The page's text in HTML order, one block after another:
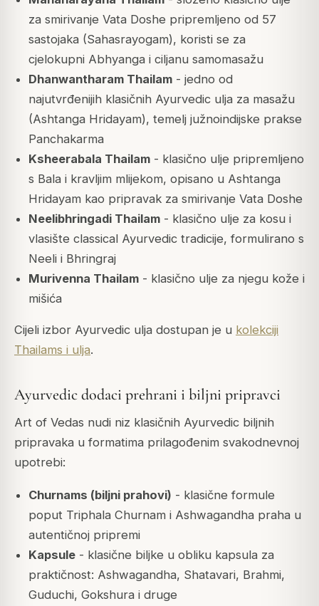
za smirivanje Vata Doshe pripremljeno od 57
sastojaka (Sahasrayogam), koristi se za
cjelokupni Abhyanga i ciljanu samomasažu
Dhanwantharam Thailam- jedno od
najutvrđenijih klasičnih Ayurvedic ulja za masažu
(Ashtanga Hridayam), temelj južnoindijske prakse
Panchakarma
Ksheerabala Thailam- klasično ulje pripremljeno
s Bala i kravljim mlijekom, opisano u Ashtanga
Hridayam kao pripravak za smirivanje Vata Doshe
Neelibhringadi Thailam- klasično ulje za kosu i
vlasište classical Ayurvedic tradicije, formulirano s
Neeli i Bhringraj
Murivenna Thailam- klasično ulje za njegu kože i
mišića
Cijeli izbor Ayurvedic ulja dostupan je u kolekciji
Thailams i ulja.
Ayurvedic dodaci prehrani i biljni pripravci
Art of Vedas nudi niz klasičnih Ayurvedic biljnih
pripravaka u formatima prilagođenim svakodnevnoj
upotrebi:
Churnams (biljni prahovi) - klasične formule
poput Triphala Churnam i Ashwagandha praha u
autentičnoj pripremi
Kapsule- klasične biljke u obliku kapsula za
praktičnost: Ashwagandha, Shatavari, Brahmi,
Guduchi, Gokshura i druge